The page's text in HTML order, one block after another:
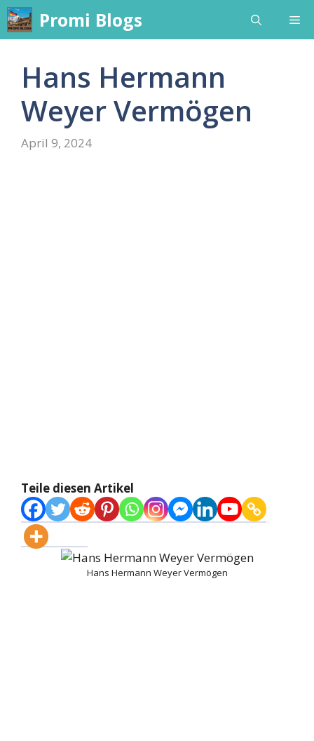
Skip
to
content
Promi Blogs
Hans Hermann
Weyer Vermögen
April 9, 2024
Teile diesen Artikel
Hans Hermann Weyer Vermögen